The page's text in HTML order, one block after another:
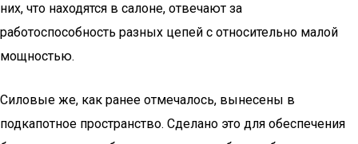
них, что находятся в салоне, отвечают за
работоспособность разных цепей с относительно малой
мощностью.
Силовые же, как ранее отмечалось, вынесены в
подкапотное пространство. Сделано это для обеспечения